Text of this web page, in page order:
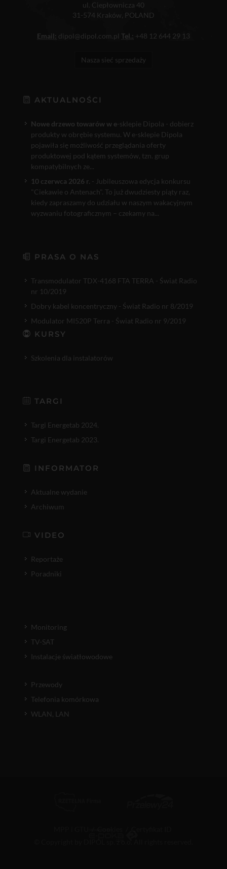
ul. Ciepłownicza 40
31-574 Kraków, POLAND
Email: dipol@dipol.com.pl Tel.: +48 12 644 29 13
Nasza sieć sprzedaży
AKTUALNOŚCI
Nowe drzewo towarów w e-sklepie Dipola - dobierz
produkty w obrębie systemu. W e-sklepie Dipola
pojawiła się możliwość przeglądania oferty
produktowej pod kątem systemów, tzn. grup
kompatybilnych ze...
10 czerwca 2026 r. - Jubileuszowa edycja konkursu
"Ciekawie o Antenach". To już dwudziesty piąty raz,
kiedy zapraszamy do udziału w naszym wakacyjnym
wyzwaniu fotograficznym – czekamy na...
PRASA O NAS
Transmodulator TDX-4168 FTA TERRA - Świat Radio
nr 10/2019
Dobry kabel koncentryczny - Świat Radio nr 8/2019
Modulator MI520P Terra - Świat Radio nr 9/2019
KURSY
Szkolenia dla instalatorów
TARGI
Targi Energetab 2024.
Targi Energetab 2023.
INFORMATOR
Aktualne wydanie
Archiwum
VIDEO
Reportaże
Poradniki
Monitoring
TV-SAT
Instalacje światłowodowe
Przewody
Telefonia komórkowa
WLAN, LAN